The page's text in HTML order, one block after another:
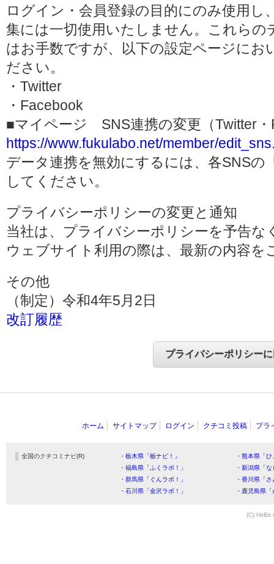
ログイン・会員登録の目的にのみ使用し
集には一切使用いたしません。これらの
はお手数ですが、以下の設定ページにお
ださい。
・Twitter
・Facebook
■マイページ SNS連携の変更（Twitter・
https://www.fukulabo.net/member/
データ連携を無効にするには、各SNS
してください。
プライバシーポリシーの変更と通知
当社は、プライバシーポリシーを予告
ウェブサイト利用の際は、最新の内容を
その他
（制定）令和4年5月2日
改訂履歴
ホーム サイトマップ ログイン クチコミ投稿 プラ
全国のクチコミナビ(R) ・栃木県「栃ナビ！」
・熊本県「
・福島県「ふくラボ！」
・新潟県「
・群馬県「ぐんラボ！」
・香川県「
・石川県「金沢ラボ！」
・鹿児島県
(C) HitBit